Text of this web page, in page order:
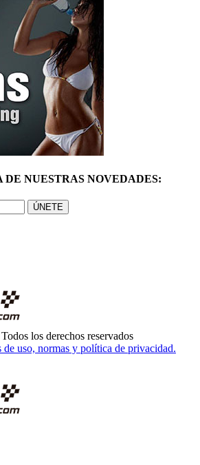
los derechos reservados
uso, normas y política de privacidad.